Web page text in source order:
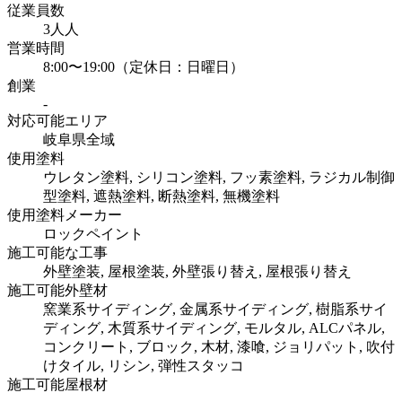
従業員数
3人人
営業時間
8:00〜19:00（定休日：日曜日）
創業
-
対応可能エリア
岐阜県全域
使用塗料
ウレタン塗料, シリコン塗料, フッ素塗料, ラジカル制御
型塗料, 遮熱塗料, 断熱塗料, 無機塗料
使用塗料メーカー
ロックペイント
施工可能な工事
外壁塗装, 屋根塗装, 外壁張り替え, 屋根張り替え
施工可能外壁材
窯業系サイディング, 金属系サイディング, 樹脂系サイ
ディング, 木質系サイディング, モルタル, ALCパネル,
コンクリート, ブロック, 木材, 漆喰, ジョリパット, 吹付
けタイル, リシン, 弾性スタッコ
施工可能屋根材